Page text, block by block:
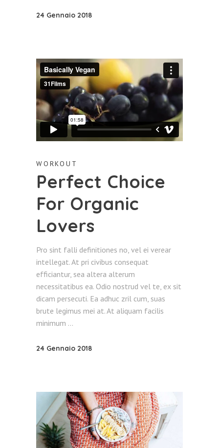
24 Gennaio 2018
WORKOUT
Perfect Choice
For Organic
Lovers
Pro sint falli definitiones no, vel ei verear
intellegat. At pri civibus consequat
efficiantur, sea altera alterum
necessitatibus ea. Odio nostrud vel te, ex sit
dicam persecuti. Ea adhuc zril cum, suas
brute legimus mei at. At aliquam facilis
minimum
24 Gennaio 2018